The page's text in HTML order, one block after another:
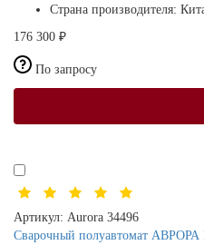
Страна производителя:
176 300 ₽
По запросу
Артикул: Aurora 34496
Сварочный полуавтомат